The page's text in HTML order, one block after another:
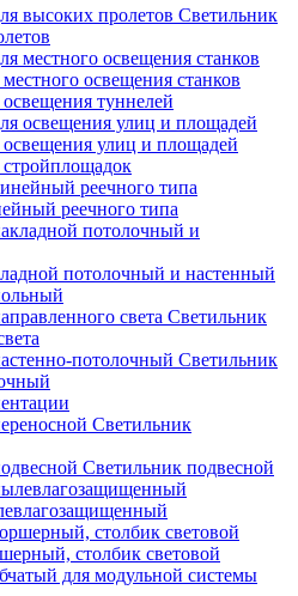
Светильник
освещения станков
туннелей
улиц и площадей
реечного типа
потолочный и настенный
Светильник
Светильник
Светильник
Светильник подвесной
столбик световой
для модульной системы